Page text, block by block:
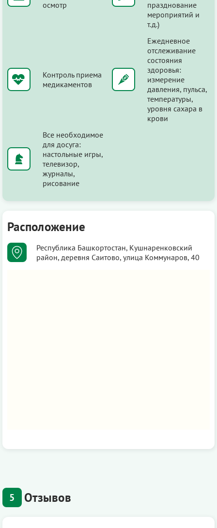
осмотр
празднование
мероприятий и
т.д.)
Контроль приема
медикаментов
Ежедневное
отслеживание
состояния
здоровья:
измерение
давления, пульса,
температуры,
уровня сахара в
крови
Все необходимое
для досуга:
настольные игры,
телевизор,
журналы,
рисование
Расположение
Республика Башкортостан, Кушнаренковский
район, деревня Саитово, улица Коммунаров, 40
5 Отзывов